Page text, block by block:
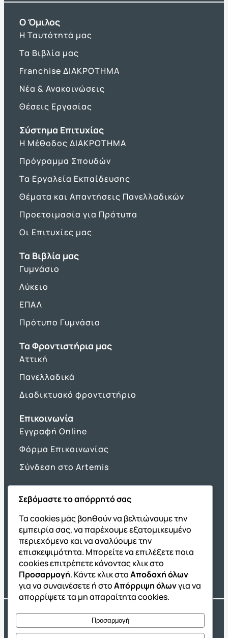
O Όμιλος
Η Ταυτότητά μας
Τα Βιβλία μας
Franchise ΔΙΑΚΡΟΤΗΜΑ
Νέα & Ανακοινώσεις
Θέσεις Εργασίας
Σύστημα Επιτυχίας
Η Μέθοδος ΔΙΑΚΡΟΤΗΜΑ
Πρόγραμμα Σπουδών
Τα Εργαλεία Εκπαίδευσης
Θέματα και Απαντήσεις Πανελλαδικών
Προετοιμασία για Πρότυπα
Οι Επιτυχίες μας
Τα Βιβλία μας
Γυμνάσιο
Λύκειο
ΕΠΑΛ
Πρότυπο Γυμνάσιο
Τα Φροντιστήρια μας
Αττική
Πανελλαδικά
Διαδικτυακό φροντιστήριο
Επικοινωνία
Εγγραφή Online
Φόρμα Επικοινωνίας
Σύνδεση στο Artemis
Όμιλος ΔΙΑΚΡΟΤΗΜΑ
ΔΙΑΚΡΟΤΗΜΑ@Home
Σχολική Μελέτη After School
Εκδόσεις Καλαϊτζίδη
Franchise ΔΙΑΚΡΟΤΗΜΑ
Copyright® 2004 –2026Εκπαιδευτικός Όμιλος ΔΙΑΚΡΟΤΗΜΑ®. Αρ.
Γ.Ε.Μ.Η.: 54967109000.
Σεβόμαστε το απόρρητό σας
Τα cookies μάς βοηθούν να βελτιώνουμε την
εμπειρία σας, να παρέχουμε εξατομικευμένο
περιεχόμενο και να αναλύουμε την
επισκεψιμότητα. Μπορείτε να επιλέξετε ποια
cookies επιτρέπετε κάνοντας κλικ στο
Προσαρμογή. Κάντε κλικ στοΑποδοχή όλων
για να συναινέσετε ή στοΑπόρριψη όλωνγια να
απορρίψετε τα μη απαραίτητα cookies.
Προσαρμογή